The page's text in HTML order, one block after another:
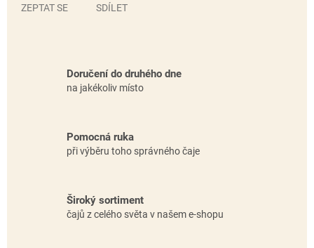
ZEPTAT SE SDÍLET
Doručení do druhého dne
na jakékoliv místo
Pomocná ruka
při výběru toho správného čaje
Široký sortiment
čajů z celého světa v našem e-shopu